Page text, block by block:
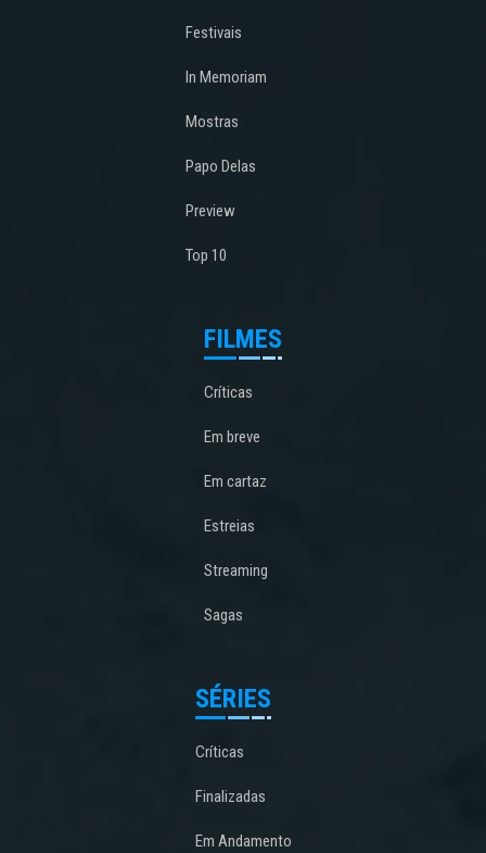
Festivais
In Memoriam
Mostras
Papo Delas
Preview
Top 10
FILMES
Críticas
Em breve
Em cartaz
Estreias
Streaming
Sagas
SÉRIES
Críticas
Finalizadas
Em Andamento